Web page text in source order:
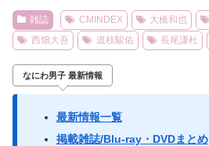
雑誌 CMINDEX 大橋和也
西畑大吾
道枝駿佑 長尾謙杜
なにわ男子 最新情報
最新情報一覧
掲載雑誌/Blu-ray・DVDまとめ